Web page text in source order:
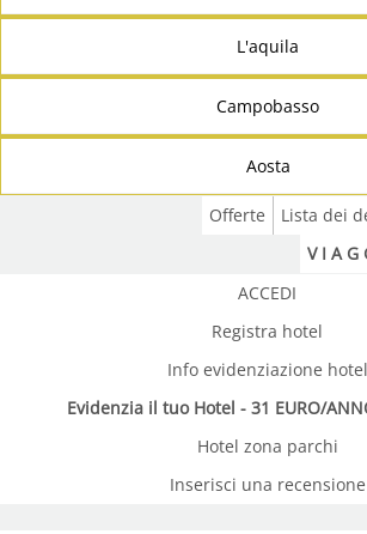
L'aquila
Campobasso
Aosta
Lista dei
Offerte
V I A G
ACCEDI
Registra hotel
Info evidenziazione hotel
Evidenzia il tuo Hotel - 31 EURO/
Hotel zona parchi
Inserisci una recensione